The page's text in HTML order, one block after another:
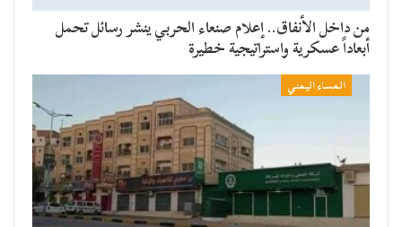
من داخل الأنفاق.. إعلام صنعاء الحربي ينشر رسائل تحمل
أبعاداً عسكرية واستراتيجية خطيرة
المساء اليمني